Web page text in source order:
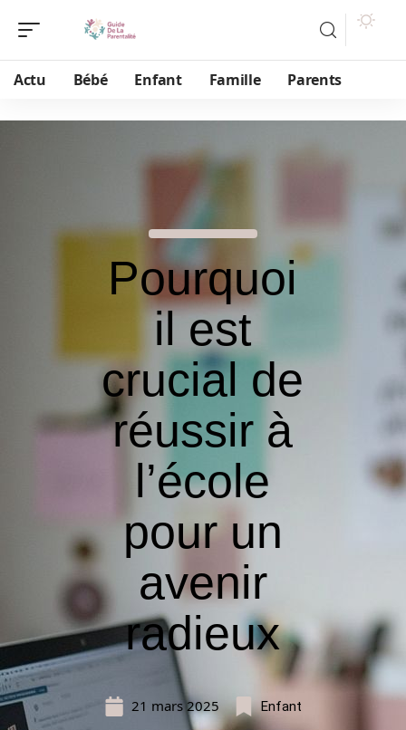
Actu Bébé Enfant Famille Parents
Pourquoi
il est
crucial de
réussir à
l’école
pour un
avenir
radieux
21 mars 2025 Enfant